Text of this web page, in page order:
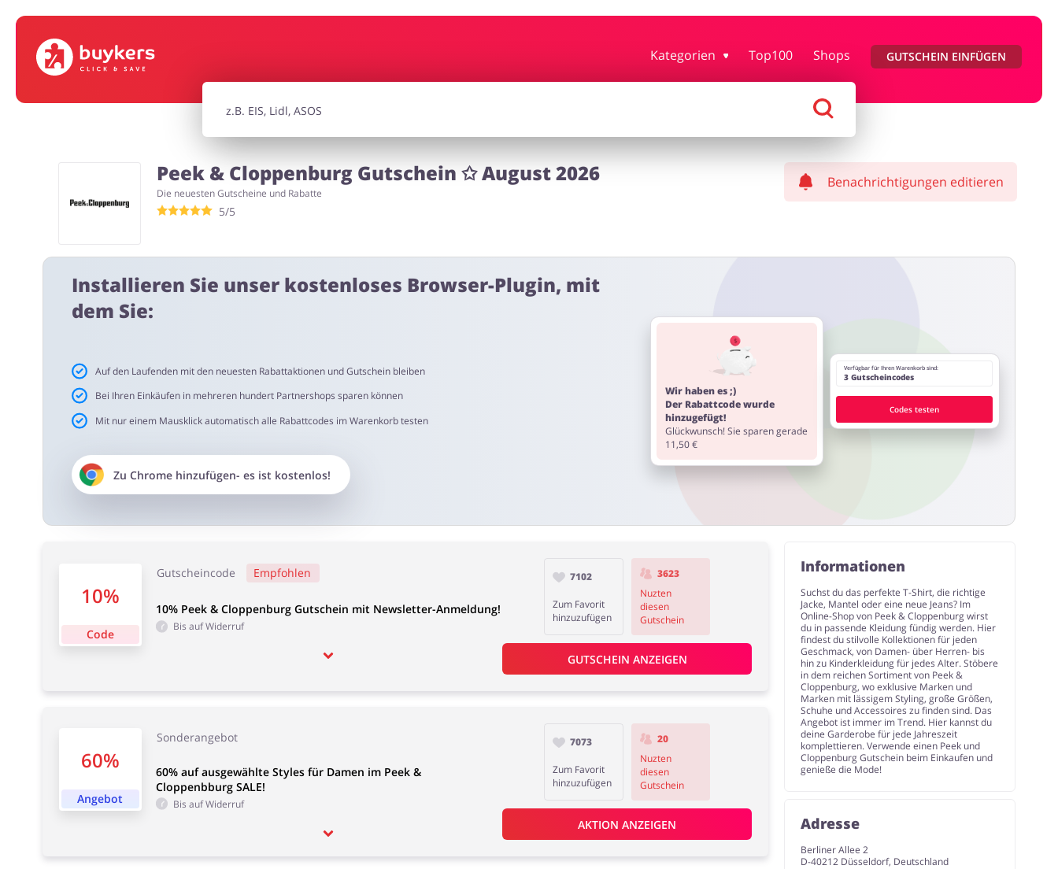
Kategorien Top100 Shops GUTSCHEIN EINFÜGEN
Elektronik Tierbedarf
Peek & Cloppenburg Gutschein ✩ August 2026
Die neuesten Gutscheine und Rabatte
5/5
Benachrichtigungen editieren
Installieren Sie unser kostenloses Browser-Plugin, mit
dem Sie:
Auf den Laufenden mit den neuesten Rabattaktionen und Gutschein bleiben
Bei Ihren Einkäufen in mehreren hundert Partnershops sparen können
Mit nur einem Mausklick automatisch alle Rabattcodes im Warenkorb testen
Zu Chromehinzufügen- es ist kostenlos!
Wir haben es ;)
Der Rabattcode wurde
hinzugefügt!
Glückwunsch! Sie sparen gerade
11,50 €
Verfügbar für Ihren Warenkorb sind:
3 Gutscheincodes
Codes testen
10%
Code
Gutscheincode Empfohlen
10% Peek & Cloppenburg Gutschein mit Newsletter-Anmeldung!
Bis auf Widerruf
7102
Zum Favorit
hinzuzufügen
3623
Nuzten
diesen
Gutschein
GUTSCHEIN ANZEIGEN
60%
Angebot
Sonderangebot
60% auf ausgewählte Styles für Damen im Peek &
Cloppenbburg SALE!
Bis auf Widerruf
7073
Zum Favorit
hinzuzufügen
20
Nuzten
diesen
Gutschein
AKTION ANZEIGEN
Informationen
Suchst du das perfekte T-Shirt, die richtige
Jacke, Mantel oder eine neue Jeans? Im
Online-Shop von Peek & Cloppenburg wirst
du in passende Kleidung fündig werden. Hier
findest du stilvolle Kollektionen für jeden
Geschmack, von Damen- über Herren- bis
hin zu Kinderkleidung für jedes Alter. Stöbere
in dem reichen Sortiment von Peek &
Cloppenburg, wo exklusive Marken und
Marken mit lässigem Styling, große Größen,
Schuhe und Accessoires zu finden sind. Das
Angebot ist immer im Trend. Hier kannst du
deine Garderobe für jede Jahreszeit
komplettieren. Verwende einen Peek und
Cloppenburg Gutschein beim Einkaufen und
genieße die Mode!
Adresse
Berliner Allee 2
D-40212 Düsseldorf, Deutschland